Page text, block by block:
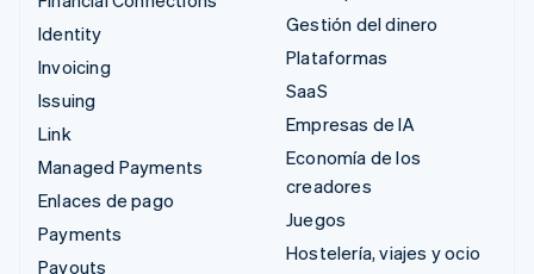
Identity
Invoicing
Issuing
Link
Managed Payments
Enlaces de pago
Payments
Payouts
Gestión del dinero
Plataformas
SaaS
Empresas de IA
Economía de los
creadores
Juegos
Hostelería, viajes y ocio